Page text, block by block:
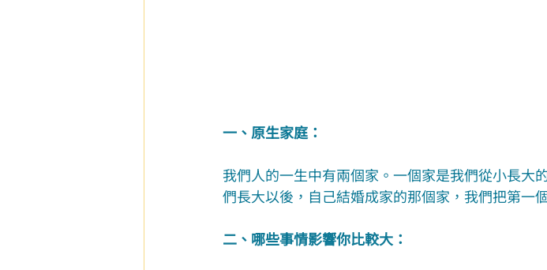
一、原生家庭：
我們人的一生中有兩個家。一個家是我們從小長大
們長大以後，自己結婚成家的那個家，我們把第一
二、哪些事情影響你比較大：